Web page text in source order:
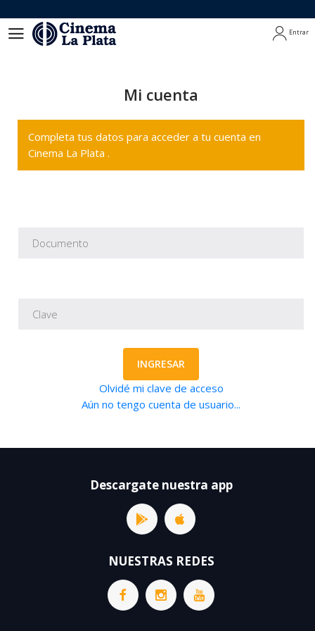
Entrar
Mi cuenta
Completa tus datos para acceder a tu cuenta en
Cinema La Plata .
INGRESAR
Olvidé mi clave de acceso
Aún no tengo cuenta de usuario...
Descargate nuestra app
NUESTRAS REDES